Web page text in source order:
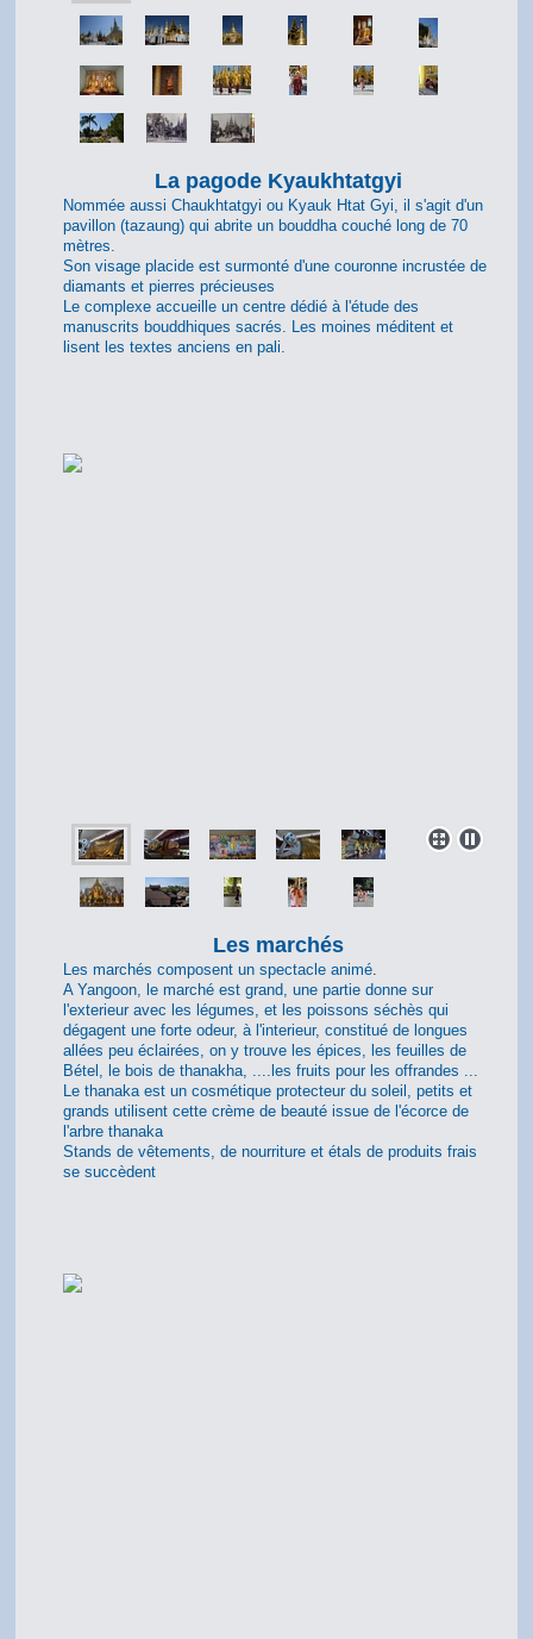
La pagode Kyaukhtatgyi
Nommée aussi Chaukhtatgyi ou Kyauk Htat Gyi, il s'agit d'un
pavillon (tazaung) qui abrite un bouddha couché long de 70
mètres.
Son visage placide est surmonté d'une couronne incrustée de
diamants et pierres précieuses
Le complexe accueille un centre dédié à l'étude des
manuscrits bouddhiques sacrés. Les moines méditent et
lisent les textes anciens en pali.
Les marchés
Les marchés composent un spectacle animé.
A Yangoon, le marché est grand, une partie donne sur
l'exterieur avec les légumes, et les poissons séchès qui
dégagent une forte odeur, à l'interieur, constitué de longues
allées peu éclairées, on y trouve les épices, les feuilles de
Bétel, le bois de thanakha, ....les fruits pour les offrandes ...
Le thanaka est un cosmétique protecteur du soleil, petits et
grands utilisent cette crème de beauté issue de l'écorce de
l'arbre thanaka
Stands de vêtements, de nourriture et étals de produits frais
se succèdent